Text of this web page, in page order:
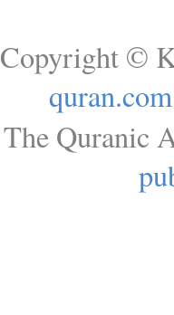
Copyright ©
quran.com
The Quranic